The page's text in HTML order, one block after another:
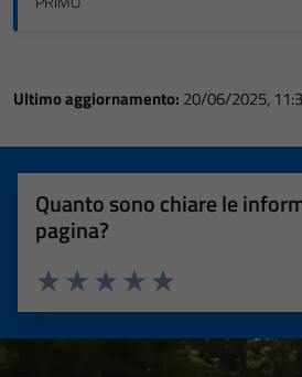
Ultimo aggiornamento: 20/06/2025,
Quanto sono chiare le
pagina?
Valuta 5 stelle su 5
Valuta 4 stelle su 5
Valuta 3 stelle su 5
Valuta 2 stelle su 5
Valuta 1 stelle su 5